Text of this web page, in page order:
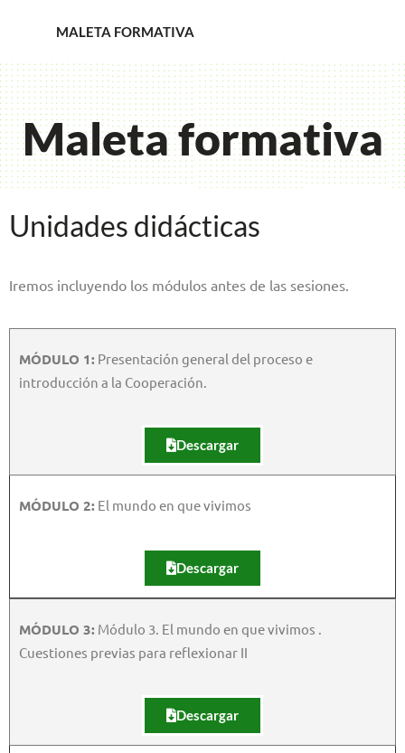
MALETA FORMATIVA
Maleta formativa
Unidades didácticas
Iremos incluyendo los módulos antes de las sesiones.
MÓDULO 1: Presentación general del proceso e
introducción a la Cooperación.
Descargar
MÓDULO 2: El mundo en que vivimos
Descargar
MÓDULO 3: Módulo 3. El mundo en que vivimos .
Cuestiones previas para reflexionar II
Descargar